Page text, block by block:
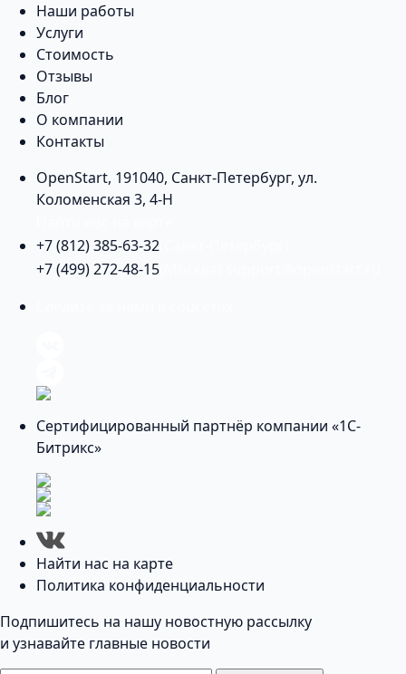
Наши работы
Услуги
Стоимость
Отзывы
Блог
О компании
Контакты
OpenStart, 191040, Санкт-Петербург, ул.
Коломенская 3, 4-Н
+7 (812) 385-63-32
+7 (499) 272-48-15
Сертифицированный партнёр компании «1С-
Битрикс»
Найти нас на карте
Политика конфиденциальности
Подпишитесь на нашу новостную рассылку
и узнавайте главные новости